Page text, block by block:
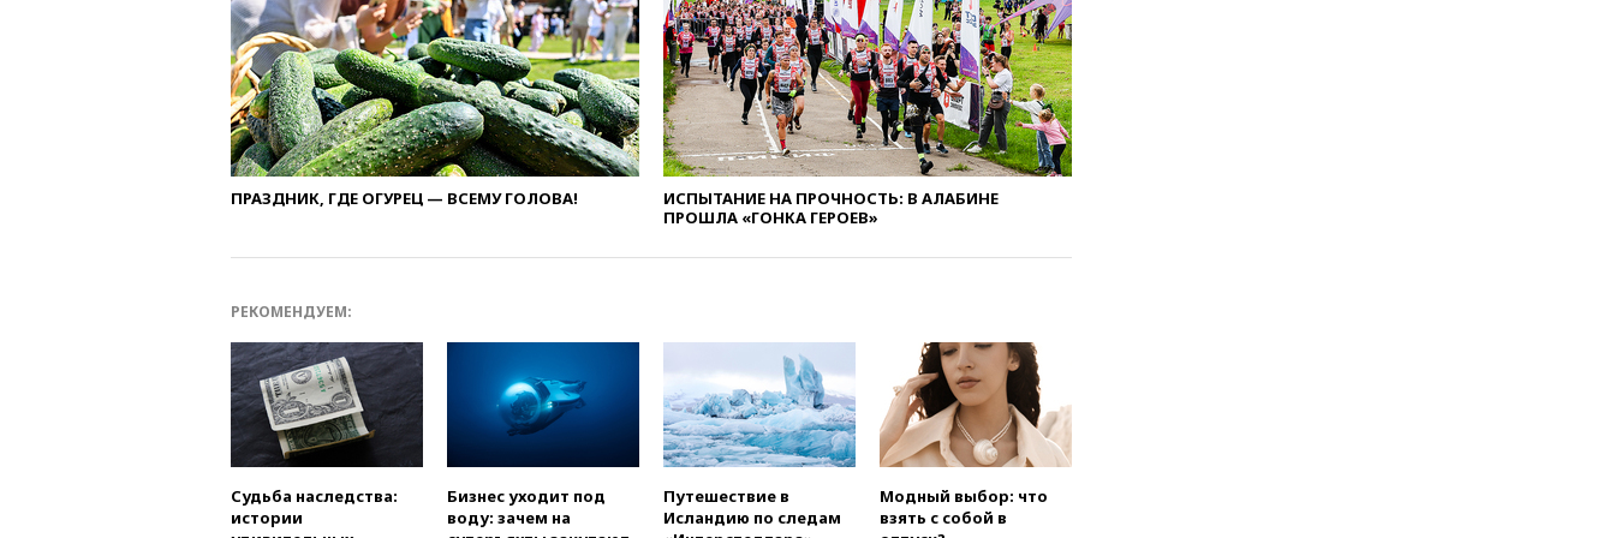
400 БПЛА над российскими
регионами
08:16Лукашенко призвал
белорусов покупать избы в
селах
07:30Нигерия стала
авиатоплива в Европу
присутствие в Сеуте на фоне
миграционного кризиса
03:30
В Минстрое сравнили
качество жилья в Нью-Йорке и
России
Трамп попросил
отпустить его с круглого стола
в Госдепе, чтобы «вести
ПРАЗДНИК, ГДЕ ОГУРЕЦ — ВСЕМУ ГОЛОВА!
ИСПЫТАНИЕ НА ПРОЧНОСТЬ: В АЛАБИНЕ
ПРОШЛА «ГОНКА ГЕРОЕВ»
РЕКОМЕНДУЕМ:
Судьба наследства:
истории
Бизнес уходит под
воду: зачем на
Путешествие в
Исландию по следам
Модный выбор: что
взять с собой в